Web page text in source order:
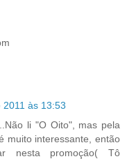
às 13:53
li "O Oito", mas pela
muito interessante, então
nesta promoção( Tô